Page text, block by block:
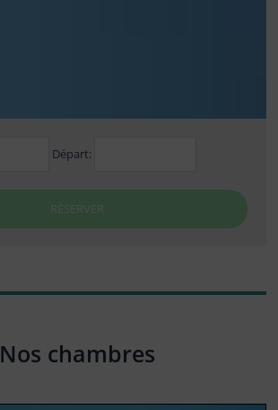
Départ:
RÉSERVER
Nos chambres